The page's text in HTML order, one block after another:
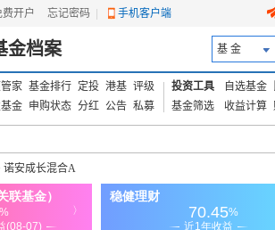
费开户 忘记密码 手机客户端
金档案 基 金
家 基金排行 定投 港基 评级
金 申购状态 分红 公告 私募
投资工具 自选基金
基金筛选
收益计算
诺安成长混合A